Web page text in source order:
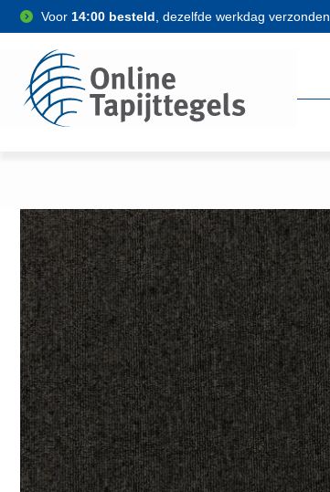
Voor 14:00 besteld , dezelfde werkdag verzonden